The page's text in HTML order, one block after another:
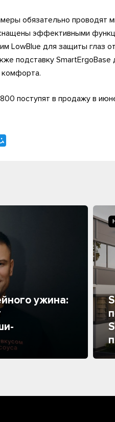
обязательно проводят
эффективными
LowBlue для защиты глаз
подставку
комфорта.
поступят в продажу в
ужина: